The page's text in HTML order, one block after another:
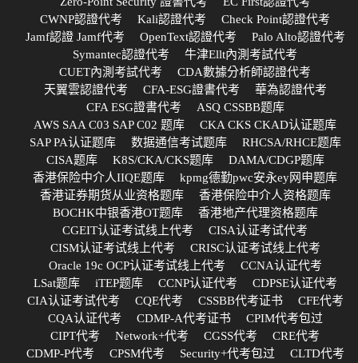
CWNP認證代考
Kali認證代考
Check Point認證代考
Jamf認證 Jamf代考
OpenText認證代考
Palo Alto認證代考
Symantec認證代考
牛津Ellt內測考試代考
CUET內測考試代考
CDA數據分析師認證代考
天翼雲認證代考
CFA-ESG證書代考
華為認證代考
CFA ESG證書代考
ASQ CSSBB题库
AWS SAA C03 SAP C02 题库
CKA CKS CKAD认证题库
SAP PA认证题库
数据通信考试题库
RHCSA/RHCE题库
CISA题库
K8S/CKA/CKS题库
DAMA/CDGP题库
香港保险中介人IIQE题库
kpmg德勤pwc安永ey网申题库
香港证券期货从业资格题库
香港保险中介人资格题库
BOCHK中银香港OT题库
香港地产代理资格题库
CGEIT认证考试线上代考
CISA认证考试代考
CISM认证考试线上代考
CRISC认证考试线上代考
Oracle 19c OCP认证考试线上代考
CCNA认证代考
LSat题库
iTEP题库 CCNP认证代考
CDPSE认证代考
CIA认证考试代考
CQE代考 CSSBB代考证书
CFE代考
CQA认证代考
CDMP-A代考证书
CPIM代考包过
CIPT代考
Network+代考 CGSS代考
CRE代考
CDMP-P代考
CPSM代考 Security+代考包过
CLTD代考